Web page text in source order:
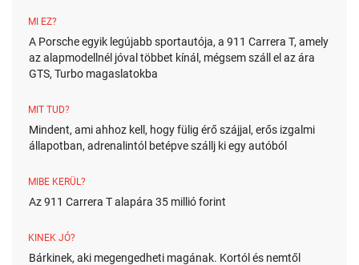
MI EZ?
A Porsche egyik legújabb sportautója, a 911 Carrera T, amely
az alapmodellnél jóval többet kínál, mégsem száll el az ára
GTS, Turbo magaslatokba
MIT TUD?
Mindent, ami ahhoz kell, hogy fülig érő szájjal, erős izgalmi
állapotban, adrenalintól betépve szállj ki egy autóból
MIBE KERÜL?
Az 911 Carrera T alapára 35 millió forint
KINEK JÓ?
Bárkinek, aki megengedheti magának. Kortól és nemtől